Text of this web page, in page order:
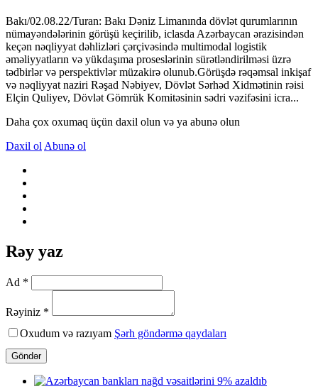
Bakı/02.08.22/Turan: Bakı Dəniz Limanında dövlət qurumlarının
nümayəndələrinin görüşü keçirilib, iclasda Azərbaycan ərazisindən
keçən nəqliyyat dəhlizləri çərçivəsində multimodal logistik
əməliyyatların və yükdaşıma proseslərinin sürətləndirilməsi üzrə
tədbirlər və perspektivlər müzakirə olunub.Görüşdə rəqəmsal inkişaf
və nəqliyyat naziri Rəşad Nəbiyev, Dövlət Sərhəd Xidmətinin rəisi
Elçin Quliyev, Dövlət Gömrük Komitəsinin sədri vəzifəsini icra...
Daha çox oxumaq üçün daxil olun və ya abunə olun
Daxil ol Abunə ol
Rəy yaz
Ad *
Rəyiniz *
Oxudum və razıyam Şərh göndərmə qaydaları
Göndər